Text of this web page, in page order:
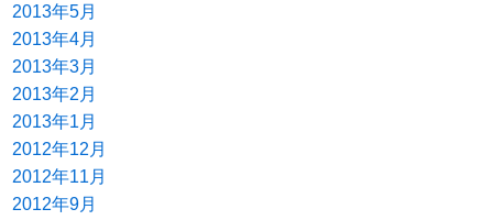
2013年5月
2013年4月
2013年3月
2013年2月
2013年1月
2012年12月
2012年11月
2012年9月